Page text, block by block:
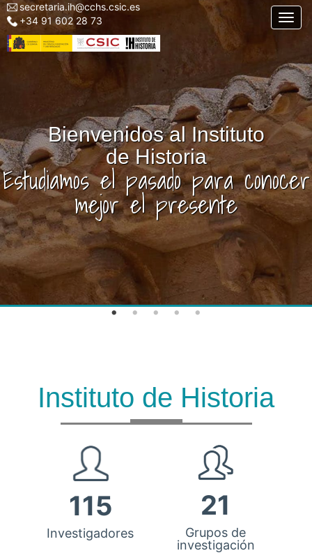
Pasar
al
contenido
Menu
top
left
secretaria.ih@cchs.csic.es
+34 91 602 28 73
Bienvenidos al Instituto
de Historia
Estudiamos el pasado para conocer
mejor el presente
Instituto de Historia
115
Investigadores
21
Grupos de
investigación